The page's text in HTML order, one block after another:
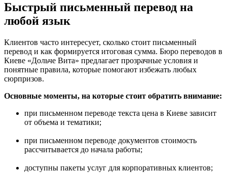
Быстрый письменный перевод на
любой язык
Клиентов часто интересует, сколько стоит письменный
перевод и как формируется итоговая сумма. Бюро переводов в
Киеве «Дольче Вита» предлагает прозрачные условия и
понятные правила, которые помогают избежать любых
сюрпризов.
Основные моменты, на которые стоит обратить внимание:
при письменном переводе текста цена в Киеве зависит
от объема и тематики;
при письменном переводе документов стоимость
рассчитывается до начала работы;
доступны пакеты услуг для корпоративных клиентов;